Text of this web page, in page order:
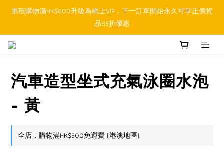
順豐香港SFHK APP取件通知功能將取代SMS短訊
累積購物滿HK$800升級為網上VIP，下一訂單開始永久可享正價貨
品85折優惠
順豐香港SFHK APP取件通知功能將取代SMS短訊
汽車造型坐式充氣泳圈水泡
- 黃
全店，購物滿HK$300免運費 (港澳地區)